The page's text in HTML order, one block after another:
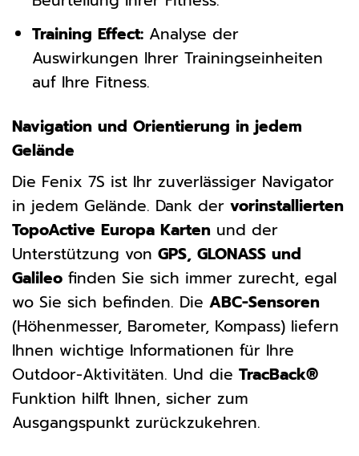
Training Effect:Analyse der
Auswirkungen Ihrer Trainingseinheiten
auf Ihre Fitness.
Navigation und Orientierung in jedem
Gelände
Die Fenix 7S ist Ihr zuverlässiger Navigator
in jedem Gelände. Dank der vorinstallierten
TopoActive Europa Karten und der
Unterstützung von GPS, GLONASS und
Galileo finden Sie sich immer zurecht, egal
wo Sie sich befinden. Die ABC-Sensoren
(Höhenmesser, Barometer, Kompass) liefern
Ihnen wichtige Informationen für Ihre
Outdoor-Aktivitäten. Und die TracBack®
Funktion hilft Ihnen, sicher zum
Ausgangspunkt zurückzukehren.